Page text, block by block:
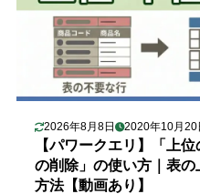
2026年8月8日 2020年10月20
【パワークエリ】「上
の削除」の使い方｜表
方法【動画あり】